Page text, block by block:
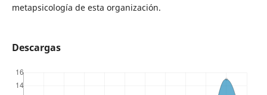
metapsicología de esta organización.
Descargas